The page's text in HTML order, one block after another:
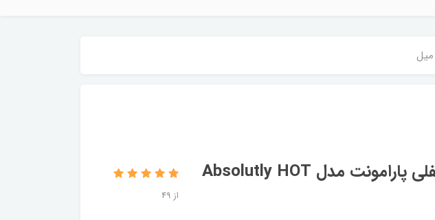
لوسیون سولاریوم فلفلی پارامونت مدل Absolutly HOT
از 49